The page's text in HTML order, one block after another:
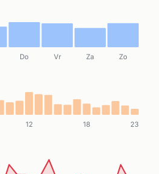
Do Vr Za Zo
12 18 23